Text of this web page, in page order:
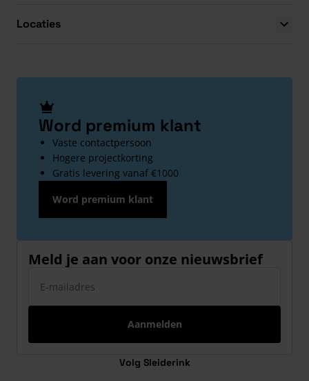
Locaties
Word premium klant
Vaste contactpersoon
Hogere projectkorting
Gratis levering vanaf €1000
Word premium klant
Meld je aan voor onze nieuwsbrief
Aanmelden
Volg Sleiderink